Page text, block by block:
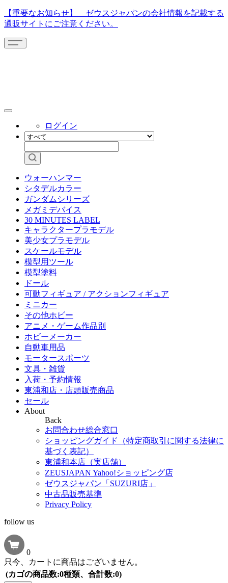
【重要なお知らせ】 ゼウスジャパンの会社情報を記載する
通販サイトにご注意ください。
ログイン
ウォーハンマー
シタデルカラー
ガンダムシリーズ
メガミデバイス
30 MINUTES LABEL
キャラクタープラモデル
美少女プラモデル
スケールモデル
模型用ツール
模型塗料
ドール
可動フィギュア / アクションフィギュア
ミニカー
その他ホビー
アニメ・ゲーム作品別
ホビーメーカー
自動車用品
モータースポーツ
文具・雑貨
入荷・予約情報
東浦和店・店頭販売商品
セール
About
Back
お問合わせ総合窓口
ショッピングガイド（特定商取引に関する法律に
基づく表記）
東浦和本店（実店舗）
ZEUSJAPAN Yahoo!ショッピング店
ゼウスジャパン「SUZURI店」
中古品販売基準
Privacy Policy
follow us
0
只今、カートに商品はございません。
(カゴの商品数:0種類、合計数:0)